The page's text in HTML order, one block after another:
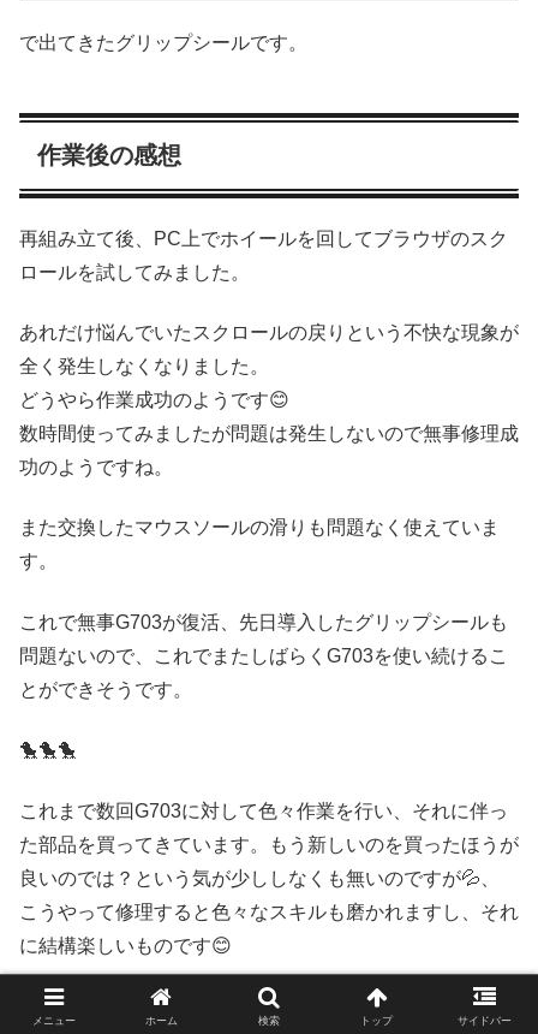
で出てきたグリップシールです。
作業後の感想
再組み立て後、PC上でホイールを回してブラウザのスク
ロールを試してみました。
あれだけ悩んでいたスクロールの戻りという不快な現象が
全く発生しなくなりました。
どうやら作業成功のようです😊
数時間使ってみましたが問題は発生しないので無事修理成
功のようですね。
また交換したマウスソールの滑りも問題なく使えていま
す。
これで無事G703が復活、先日導入したグリップシールも
問題ないので、これでまたしばらくG703を使い続けるこ
とができそうです。
🐤🐤🐤
これまで数回G703に対して色々作業を行い、それに伴っ
た部品を買ってきています。もう新しいのを買ったほうが
良いのでは？という気が少ししなくも無いのですが💦、
こうやって修理すると色々なスキルも磨かれますし、それ
に結構楽しいものです😊
また身につけた修理スキルは、もし将来より高級なマウス
メニュー ホーム 検索 トップ サイドバー